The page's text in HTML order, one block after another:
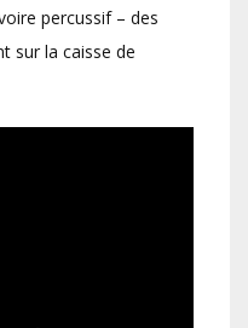
percussif – des
sur la caisse de